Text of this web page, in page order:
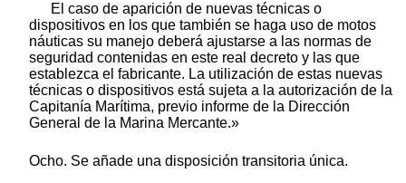
El caso de aparición de nuevas técnicas o
dispositivos en los que también se haga uso de motos
náuticas su manejo deberá ajustarse a las normas de
seguridad contenidas en este real decreto y las que
establezca el fabricante. La utilización de estas nuevas
técnicas o dispositivos está sujeta a la autorización de la
Capitanía Marítima, previo informe de la Dirección
General de la Marina Mercante.»
Ocho. Se añade una disposición transitoria única.